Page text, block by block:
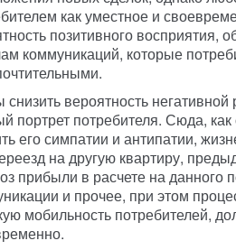
как уместное и
позитивного
коммуникаций, которые
снизить вероятность
портрет потребителя. Сюда,
его симпатии и антипатии,
на другую квартиру,
прибыли в расчете на данного
и прочее, при этом
мобильность потребителей,